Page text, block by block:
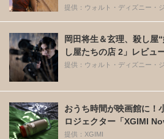
提供：ウォルト・ディズニー・
岡田将生＆玄理、殺し屋
し屋たちの店 2」レビュ
提供：ウォルト・ディズニー・
おうち時間が映画館に！
ロジェクター「XGIMI
提供：XGIMI